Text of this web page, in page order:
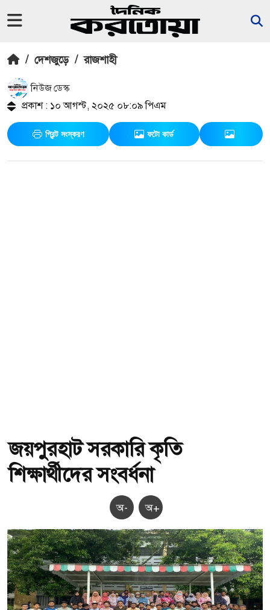
/ দেশজুড়ে / রাজশাহী
নিউজ ডেস্ক
প্রকাশ : ১০ আগস্ট, ২০২৫ ০৮:০৯ পিএম
প্রিন্ট সংস্করণ ফটো কার্ড
জয়পুরহাট সরকারি কৃতি
শিক্ষার্থীদের সংবর্ধনা
অ- অ+